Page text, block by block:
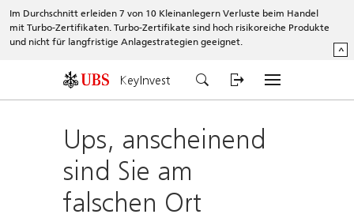
Im Durchschnitt erleiden 7 von 10 Kleinanlegern Verluste beim Handel
mit Turbo-Zertifikaten. Turbo-Zertifikate sind hoch risikoreiche Produkte
und nicht für langfristige Anlagestrategien geeignet.
^
KeyInvest
Ups, anscheinend
sind Sie am
falschen Ort